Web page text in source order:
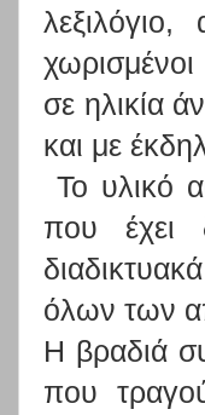
σε ηλικία
και με
Το υλικό
που έχει
όλων των
Η βραδιά
που